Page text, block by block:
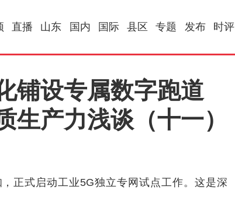
直播 山东 国内 国际 县区 专题 发布 时评
铺设专属数字跑道
产力浅谈（十一）
正式启动工业5G独立专网试点工作。这是深